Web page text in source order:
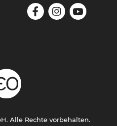
Alle Rechte vorbehalten.